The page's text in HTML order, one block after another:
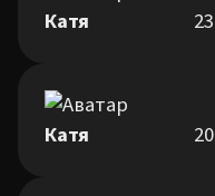
Катя 23
Катя 20